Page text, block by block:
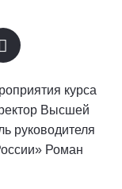
курса
Высшей
руководителя
Роман